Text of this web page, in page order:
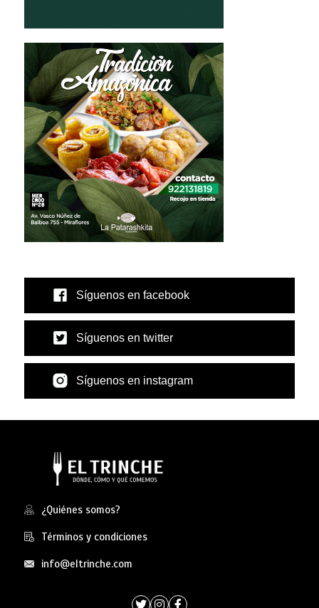
Síguenos en facebook
Síguenos en twitter
Síguenos en instagram
¿Quiénes somos?
Términos y condiciones
info@eltrinche.com